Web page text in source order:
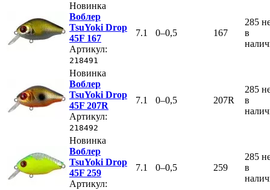
Новинка
Воблер
TsuYoki Drop
45F 167
Артикул:
218491
7.1 0–0,5 167
285
в
Новинка
Воблер
TsuYoki Drop
45F 207R
Артикул:
218492
7.1 0–0,5 207R
285
в
Новинка
Воблер
TsuYoki Drop
45F 259
Артикул:
7.1 0–0,5 259
285
в